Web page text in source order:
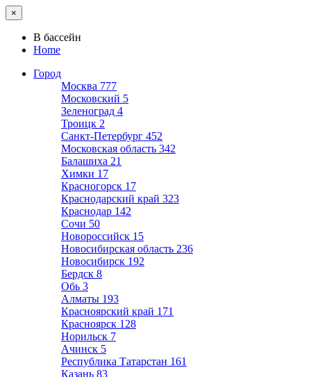
×
В бассейн
Home
Город
Москва 777
Московский 5
Зеленоград 4
Троицк 2
Санкт-Петербург 452
Московская область 342
Балашиха 21
Химки 17
Красногорск 17
Краснодарский край 323
Краснодар 142
Сочи 50
Новороссийск 15
Новосибирская область 236
Новосибирск 192
Бердск 8
Обь 3
Алматы 193
Красноярский край 171
Красноярск 128
Норильск 7
Ачинск 5
Республика Татарстан 161
Казань 83